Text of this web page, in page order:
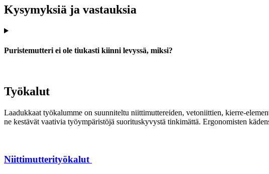
Kysymyksiä ja vastauksia
Puristemutteri ei ole tiukasti kiinni levyssä, miksi?
Työkalut
Laadukkaat työkalumme on suunniteltu niittimuttereiden, vetoniittien, kierre-
ne kestävät vaativia työympäristöjä suorituskyvystä tinkimättä. Ergonomisten
Niittimutterityökalut